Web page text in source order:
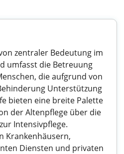
zentraler Bedeutung im
umfasst die Betreuung
die aufgrund von
Unterstützung
bieten eine breite Palette
der Altenpflege über die
Intensivpflege.
Krankenhäusern,
Diensten und privaten